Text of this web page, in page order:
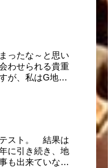
ったな～と思い
わせられる貴重
が、私はG地
テスト。 結果は
に引き続き、地
も出来ていな